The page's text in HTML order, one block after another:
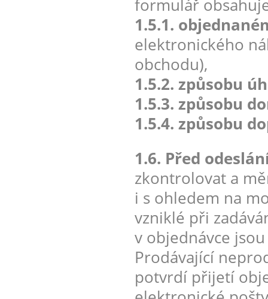
formulář
1.5.1.
elektronického
obchodu),
1.5.2. způsobu
1.5.3. způsobu
1.5.4. způsobu
1.6. Před
zkontrolovat a
i s ohledem na
vzniklé při
v objednávce
Prodávající
potvrdí přijetí